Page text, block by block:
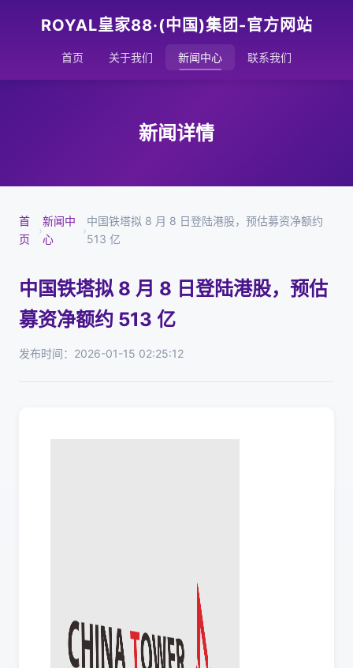
ROYAL皇家88·(中国)集团-官方网站
首页 关于我们 新闻中心 联系我们
新闻详情
首
页
›
新闻中
心
›
中国铁塔拟 8 月 8 日登陆港股，预估募资净额约
513 亿
中国铁塔拟 8 月 8 日登陆港股，预估
募资净额约 513 亿
发布时间：2026-01-15 02:25:12